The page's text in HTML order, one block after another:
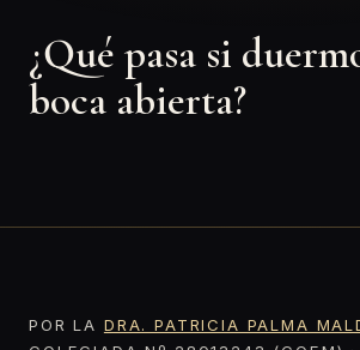
¿Qué pasa si
boca abierta?
POR LA DRA. PATRICIA PALMA